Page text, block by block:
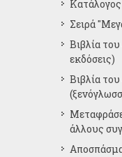
Σειρά
Βιβλία
εκδόσεις)
Βιβλία
άλλους